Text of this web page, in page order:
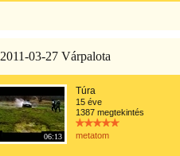
2011-03-27 Várpalota
06:13
Túra
15 éve
1387 megtekintés
metatom